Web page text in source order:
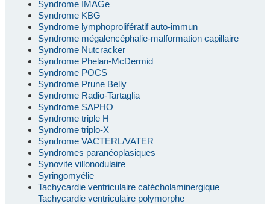
Syndrome IMAGe
Syndrome KBG
Syndrome lymphoprolifératif auto-immun
Syndrome mégalencéphalie-malformation capillaire
Syndrome Nutcracker
Syndrome Phelan-McDermid
Syndrome POCS
Syndrome Prune Belly
Syndrome Radio-Tartaglia
Syndrome SAPHO
Syndrome triple H
Syndrome triplo-X
Syndrome VACTERL/VATER
Syndromes paranéoplasiques
Synovite villonodulaire
Syringomyélie
Tachycardie ventriculaire catécholaminergique
Tachycardie ventriculaire polymorphe